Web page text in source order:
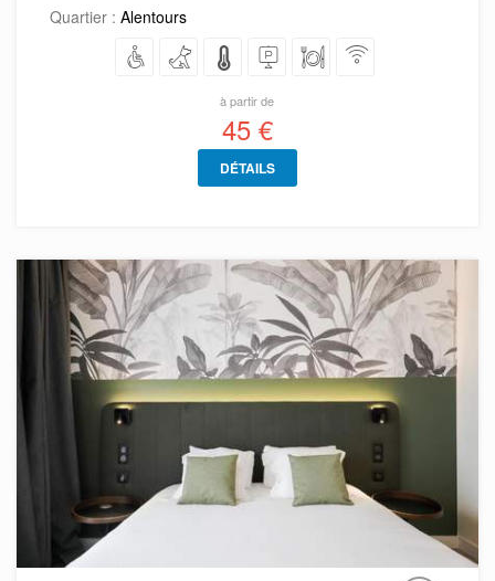
Quartier : Alentours
à partir de
45 €
DÉTAILS